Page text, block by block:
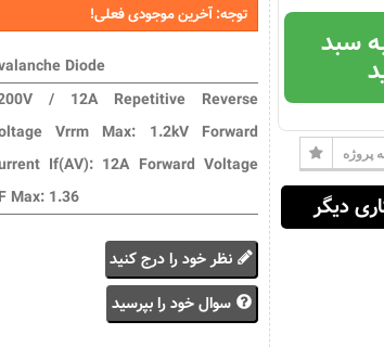
توجه: آخرین موجودی فعلی!
Diode
/ 12A Repetitive Reverse
Vrrm Max: 1.2kV Forward
If(AV): 12A Forward Voltage
Max: 1.36
نظر خود را درج کنید
سوال خود را بپرسید
سبد
پروژه